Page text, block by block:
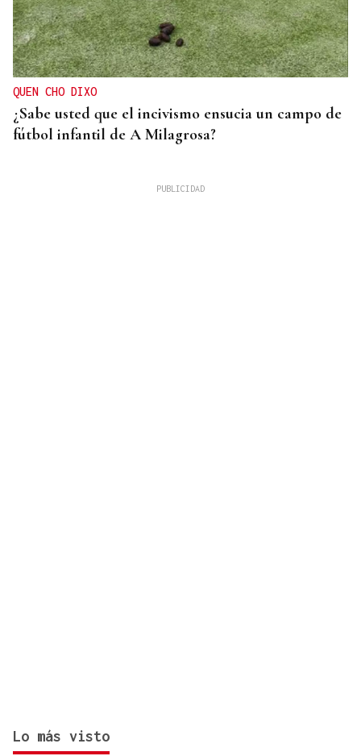
QUEN CHO DIXO
¿Sabe usted que el incivismo ensucia un campo de
fútbol infantil de A Milagrosa?
Lo más visto